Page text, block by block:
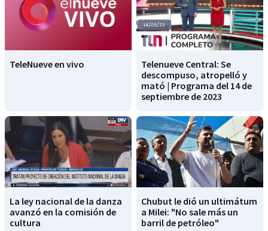
TeleNueve en vivo
Telenueve Central: Se
descompuso, atropelló y
mató | Programa del 14 de
septiembre de 2023
La ley nacional de la danza
avanzó en la comisión de
cultura
Chubut le dió un ultimátum
a Milei: "No sale más un
barril de petróleo"